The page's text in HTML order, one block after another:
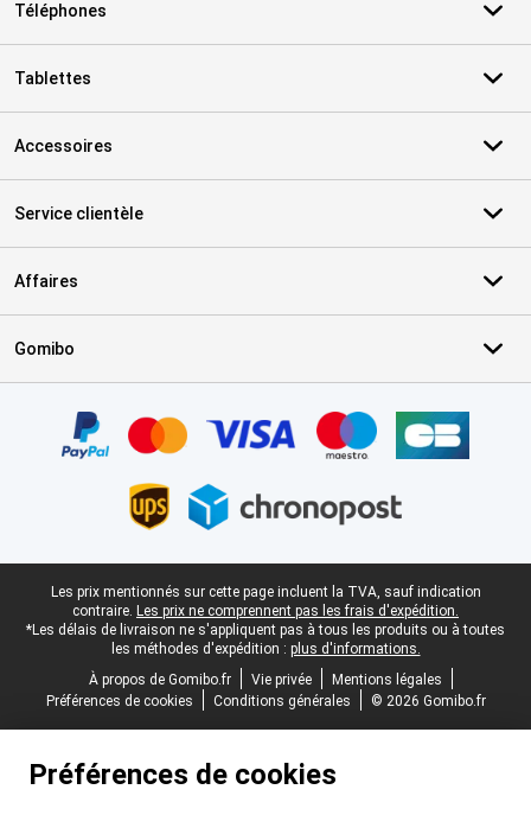
Téléphones
Tablettes
Accessoires
Service clientèle
Affaires
Gomibo
Pied-de-page légal
Les prix mentionnés sur cette page incluent la TVA, sauf indication
contraire. Les prix ne comprennent pas les frais d'expédition.
*Les délais de livraison ne s'appliquent pas à tous les produits ou à toutes
les méthodes d'expédition : plus d'informations.
À propos de Gomibo.fr
Vie privée
Mentions légales
Préférences de cookies
Conditions générales © 2026 Gomibo.fr
Préférences de cookies